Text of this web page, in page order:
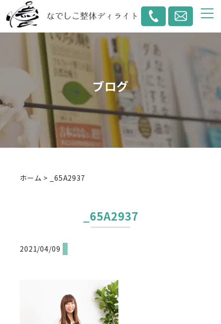
ブログ
ホーム > _65A2937
_65A2937
2021/04/09